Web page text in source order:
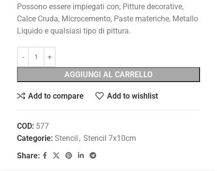
Possono essere impiegati con; Pitture decorative,
Calce Cruda, Microcemento, Paste materiche, Metallo
Liquido e qualsiasi tipo di pittura.
AGGIUNGI AL CARRELLO
Add to compare Add to wishlist
COD: 577
Categorie: Stencil , Stencil 7x10cm
Share: